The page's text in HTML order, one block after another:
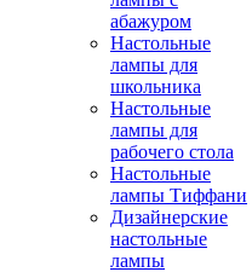
абажуром
Настольные
лампы для
школьника
Настольные
лампы для
рабочего стола
Настольные
лампы Тиффани
Дизайнерские
настольные
лампы